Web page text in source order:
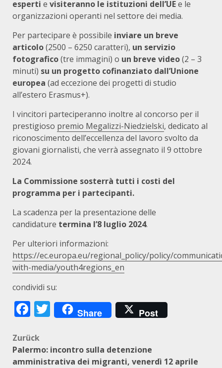
esperti e visiteranno le istituzioni dell’UEe le
organizzazioni operanti nel settore dei media.
Per partecipare è possibile inviare un breve
articolo(2500 – 6250 caratteri), un servizio
fotografico(tre immagini) o un breve video(2 – 3
minuti) su un progetto cofinanziato dall’Unione
europea (ad eccezione dei progetti di studio
all’estero Erasmus+).
I vincitori parteciperanno inoltre al concorso per il
prestigioso premio Megalizzi-Niedzielski, dedicato al
riconoscimento dell’eccellenza del lavoro svolto da
giovani giornalisti, che verrà assegnato il 9 ottobre
2024.
La Commissione sosterrà tutti i costi del
programma per i partecipanti.
La scadenza per la presentazione delle
candidature termina l’8 luglio 2024.
Per ulteriori informazioni:
https://ec.europa.eu/regional_policy/policy/
with-media/youth4regions_en
condividi su:
Facebook
Twitter
Share Post
Beitragsnavigation
Zurück
Palermo: incontro sulla detenzione
amministrativa dei migranti, venerdì 12 aprile